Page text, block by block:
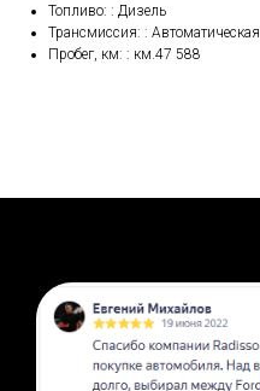
Топливо: : Дизель
Трансмиссия: : Автоматическая
Пробег, км: : км.47 588